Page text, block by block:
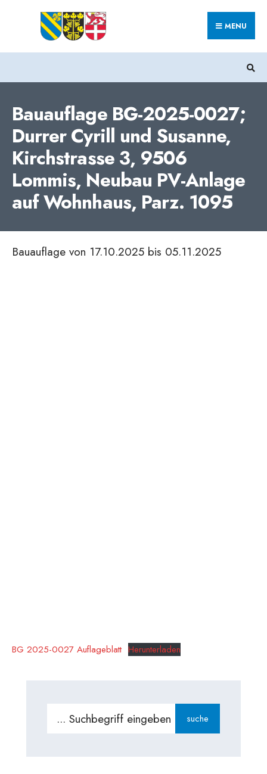
MENU
Bauauflage BG-2025-0027;
Durrer Cyrill und Susanne,
Kirchstrasse 3, 9506
Lommis, Neubau PV-Anlage
auf Wohnhaus, Parz. 1095
Bauauflage von 17.10.2025 bis 05.11.2025
BG 2025-0027 Auflageblatt Herunterladen
Search
suche
Search
for: